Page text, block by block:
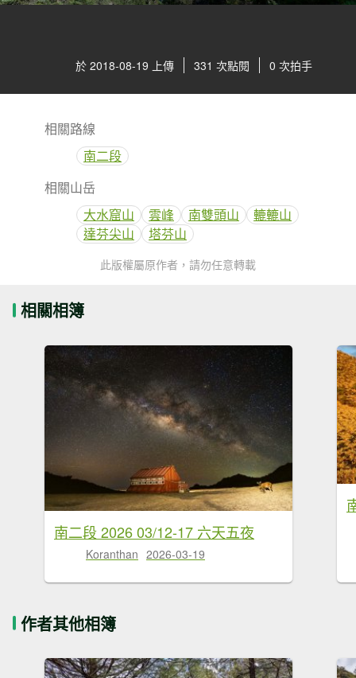
於 2018-08-19 上傳 331 次點閱 0 次拍手
相關路線
南二段
相關山岳
大水窟山
雲峰 南雙頭山
轆轆山
達芬尖山
塔芬山
此版權屬原作者，請勿任意轉載
相關相簿
南二段 2026 03/12-17 六天五夜
Koranthan 2026-03-19
作者其他相簿